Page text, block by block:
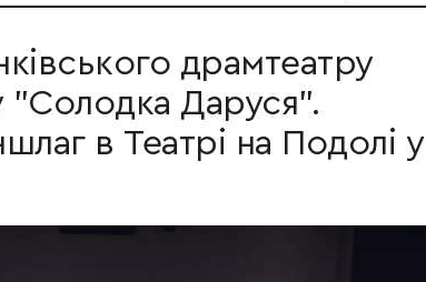
драмтеатру
"Солодка Даруся".
в Театрі на Подолі у